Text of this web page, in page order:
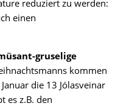
reduziert zu werden:
einen
gruselige
kommen
die 13 Jólasveinar
es z.B. den